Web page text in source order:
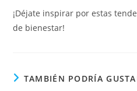
¡Déjate inspirar por estas
de bienestar!
TAMBIÉN PODRÍA